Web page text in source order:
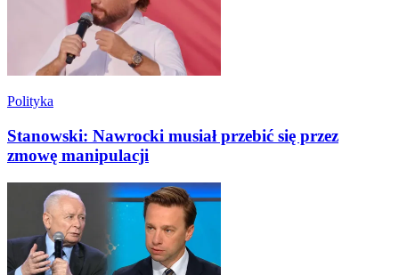
Polityka
Stanowski: Nawrocki musiał przebić się przez
zmowę manipulacji